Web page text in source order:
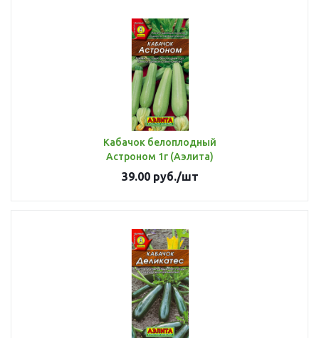
Кабачок белоплодный
Астроном 1г (Аэлита)
39.00руб./шт